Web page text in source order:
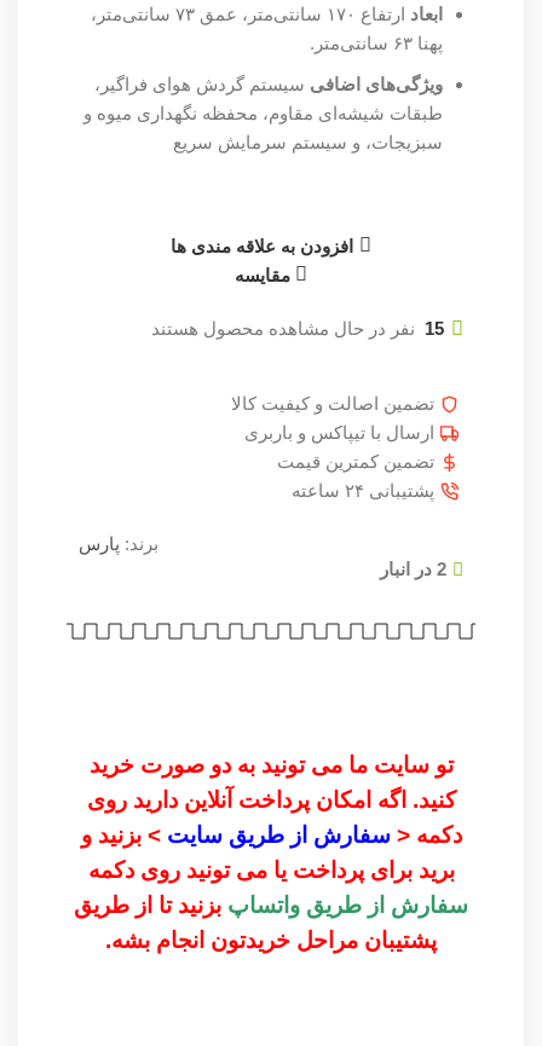
ابعاد
ارتفاع ۱۷۰ سانتی‌متر، عمق ۷۳ سانتی‌متر،
پهنا ۶۳ سانتی‌متر.
ویژگی‌های اضافی سیستم گردش هوای فراگیر،
طبقات شیشه‌ای مقاوم، محفظه نگهداری میوه و
سبزیجات، و سیستم سرمایش سریع
افزودن به علاقه مندی ها
مقایسه
15 نفر در حال مشاهده محصول هستند
تضمین اصالت و کیفیت کالا
ارسال با تیپاکس و باربری
تضمین کمترین قیمت
پشتیبانی ۲۴ ساعته
برند: پارس
2 در انبار
تو سایت ما می تونید به دو صورت خرید
کنید. اگه امکان پرداخت آنلاین دارید روی
دکمه <سفارش از طریق سایت> بزنید و
برید برای پرداخت یا می تونید روی دکمه
سفارش از طریق واتساپ بزنید تا از طریق
پشتیبان مراحل خریدتون انجام بشه.